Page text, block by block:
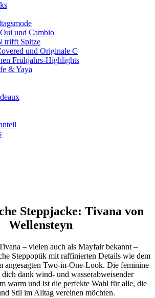
und Cambio
trifft Spitze
und Originale C
Frühjahrs-Highlights
& Yaya
Steppjacke: Tivana von
Wellensteyn
– vielen auch als Mayfair bekannt –
Steppoptik mit raffinierten Details wie dem
angesagten Two-in-One-Look. Die feminine
dank wind- und wasserabweisender
warm und ist die perfekte Wahl für alle, die
Stil im Alltag vereinen möchten.